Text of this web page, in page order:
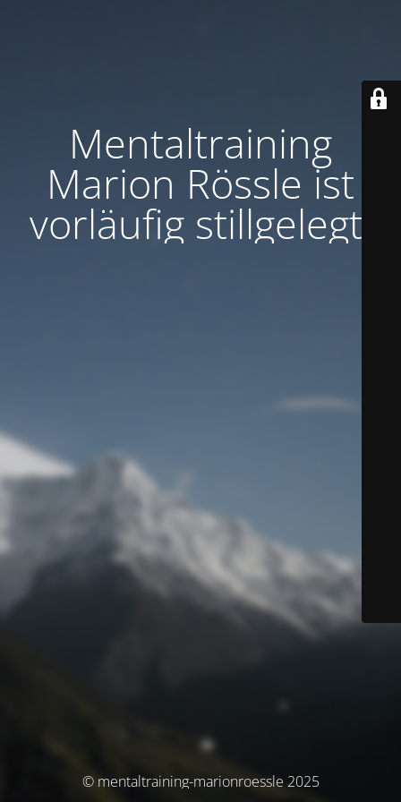
Mentaltraining
Marion Rössle ist
vorläufig stillgelegt.
© mentaltraining-marionroessle 2025